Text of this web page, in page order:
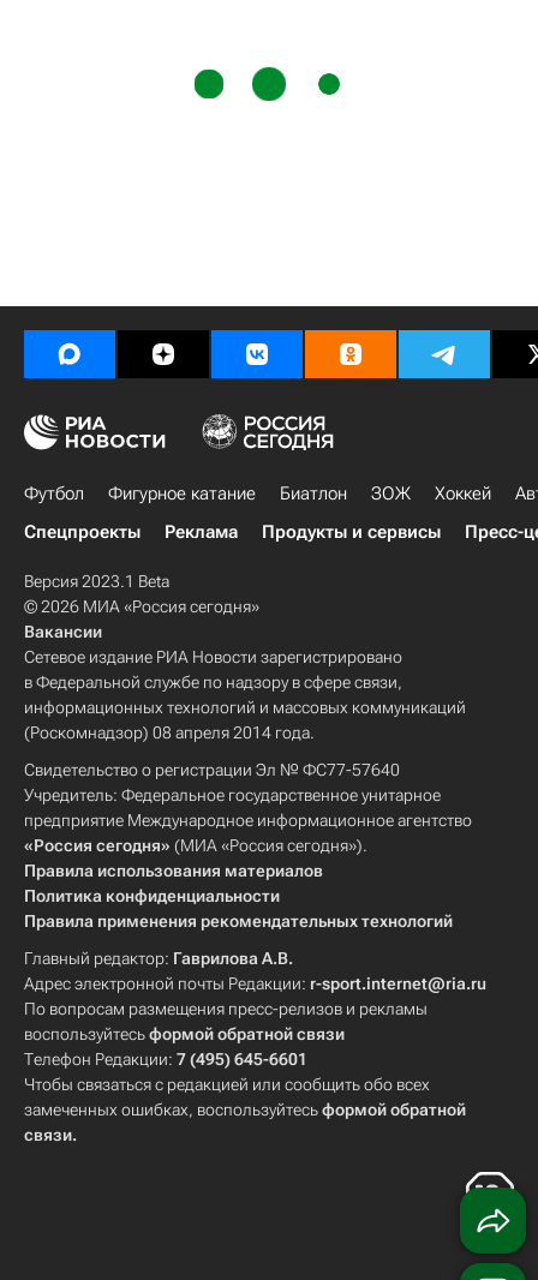
Футбол Фигурное катание Биатлон ЗОЖ Хоккей
Спецпроекты
Реклама Продукты и сервисы Пресс-
Версия 2023.1 Beta
© 2026 МИА «Россия сегодня»
Вакансии
Сетевое издание РИА Новости зарегистрировано
в Федеральной службе по надзору в сфере связи,
информационных технологий и массовых коммуникаций
(Роскомнадзор) 08 апреля 2014 года.
Свидетельство о регистрации Эл № ФС77-57640
Учредитель: Федеральное государственное унитарное
предприятие Международное информационное агентство
«Россия сегодня» (МИА «Россия сегодня»).
Правила использования материалов
Политика конфиденциальности
Правила применения рекомендательных технологий
Главный редактор: Гаврилова А.В.
Адрес электронной почты Редакции: r-sport.internet@ria.ru
По вопросам размещения пресс-релизов и рекламы
воспользуйтесьформой обратной связи
Телефон Редакции: 7 (495) 645-6601
Чтобы связаться с редакцией или сообщить обо всех
замеченных ошибках, воспользуйтесьформой обратной
связи.